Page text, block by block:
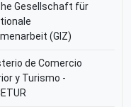
Gesellschaft für
(GIZ)
de Comercio
y Turismo -